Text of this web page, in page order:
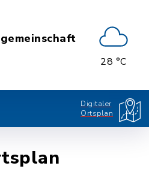
28 °C
Digitaler
Ortsplan